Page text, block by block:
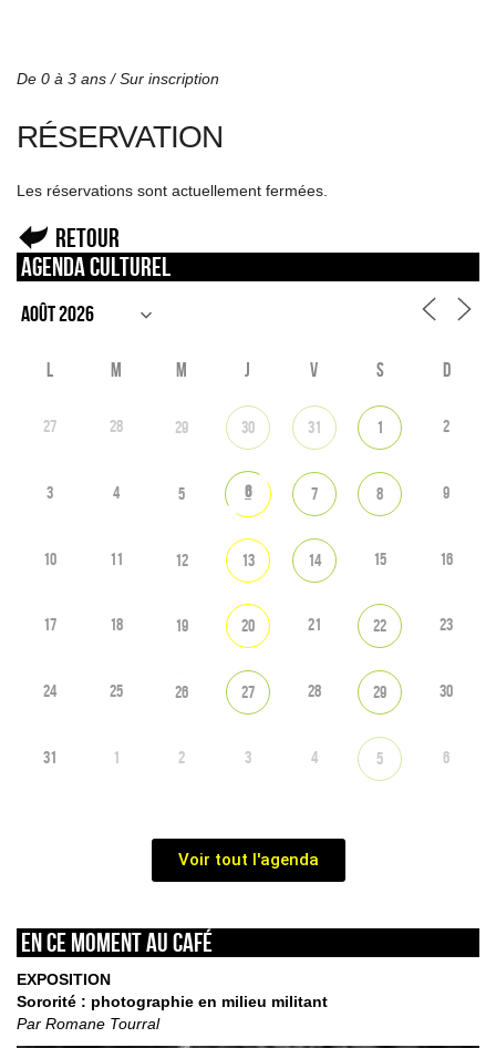
De 0 à 3 ans /Sur inscription
RÉSERVATION
Les réservations sont actuellement fermées.
Retour
Agenda culturel
L M M J V S D
27 28 29 30 31 1 2
3 4 5 6 7 8 9
10 11 12 13 14 15 16
17 18 19 20 21 22 23
24 25 26 27 28 29 30
31 1 2 3 4 5 6
Voir tout l'agenda
En ce moment au café
EXPOSITION
Sororité : photographie en milieu militant
Par Romane Tourral